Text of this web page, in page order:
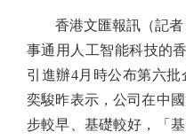
香港文匯報訊（記者
事通用人工智能科技的
引進辦4月時公布第六
奕駿昨表示，公司在中
步較早、基礎較好，「